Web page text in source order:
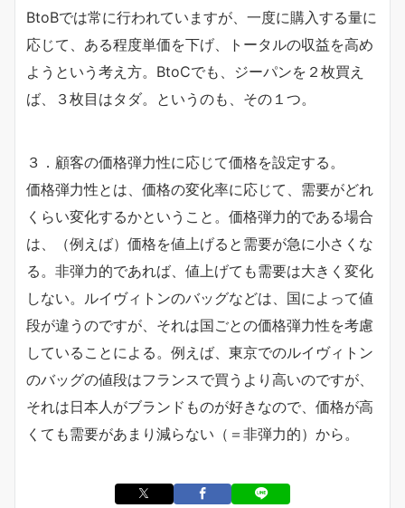
BtoBでは常に行われていますが、一度に購入する量に
応じて、ある程度単価を下げ、トータルの収益を高め
ようという考え方。BtoCでも、ジーパンを２枚買え
ば、３枚目はタダ。というのも、その１つ。
３．顧客の価格弾力性に応じて価格を設定する。
価格弾力性とは、価格の変化率に応じて、需要がどれ
くらい変化するかということ。価格弾力的である場合
は、（例えば）価格を値上げると需要が急に小さくな
る。非弾力的であれば、値上げても需要は大きく変化
しない。ルイヴィトンのバッグなどは、国によって値
段が違うのですが、それは国ごとの価格弾力性を考慮
していることによる。例えば、東京でのルイヴィトン
のバッグの値段はフランスで買うより高いのですが、
それは日本人がブランドものが好きなので、価格が高
くても需要があまり減らない（＝非弾力的）から。